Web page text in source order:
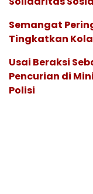
Semangat
Tingkatkan
Usai Beraksi
Pencurian di
Polisi